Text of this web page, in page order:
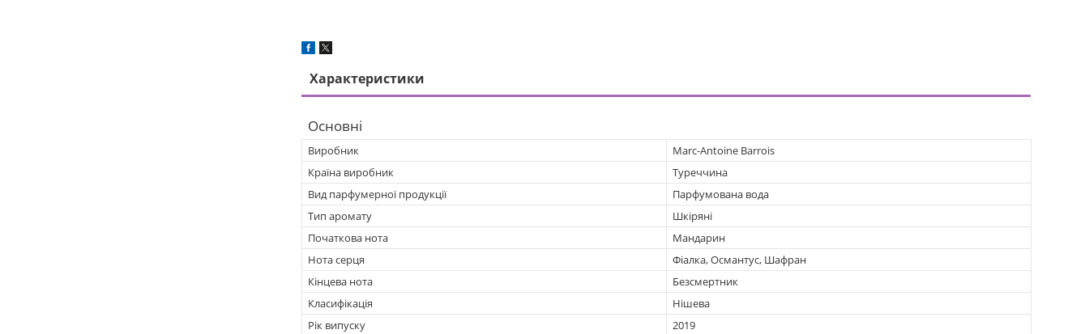
Характеристики
Основні
Виробник
Marc-Antoine Barrois
Країна виробник
Туреччина
Вид парфумерної продукції
Парфумована вода
Тип аромату
Шкіряні
Початкова нота
Мандарин
Нота серця
Фіалка, Османтус, Шафран
Кінцева нота
Безсмертник
Класифікація
Нішева
Рік випуску
2019